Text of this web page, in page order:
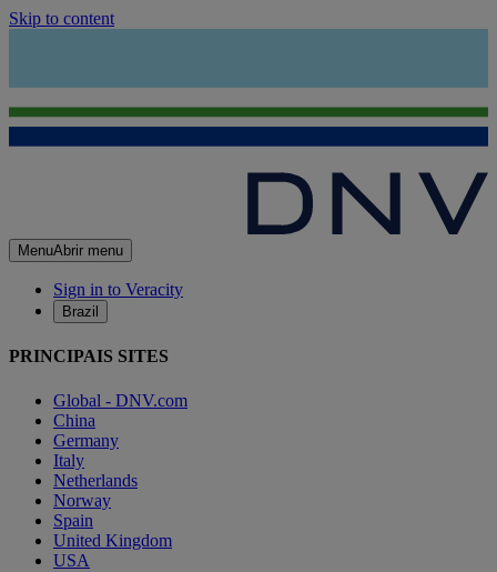
Skip to content
MenuAbrir menu
Sign in to Veracity
Brazil
PRINCIPAIS SITES
Global - DNV.com
China
Germany
Italy
Netherlands
Norway
Spain
United Kingdom
USA